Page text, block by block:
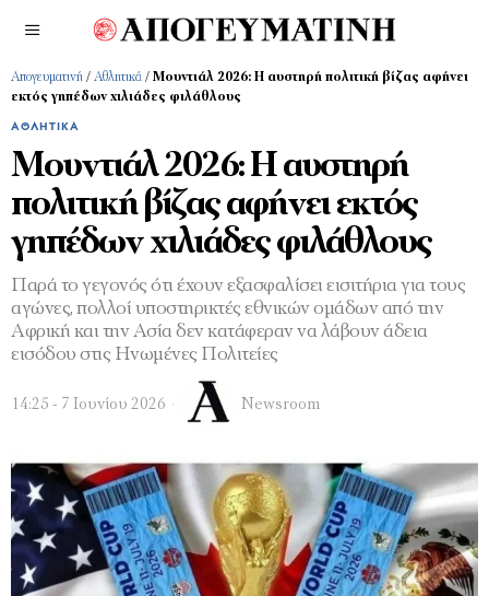
Απογευματινή / Αθλητικά / Μουντιάλ 2026: Η αυστηρή πολιτική βίζας αφήνει
εκτός γηπέδων χιλιάδες φιλάθλους
ΑΘΛΗΤΙΚΆ
Μουντιάλ 2026: Η αυστηρή
πολιτική βίζας αφήνει εκτός
γηπέδων χιλιάδες φιλάθλους
Παρά το γεγονός ότι έχουν εξασφαλίσει εισιτήρια για τους
αγώνες, πολλοί υποστηρικτές εθνικών ομάδων από την
Αφρική και την Ασία δεν κατάφεραν να λάβουν άδεια
εισόδου στις Ηνωμένες Πολιτείες
14:25 - 7 Ιουνίου 2026 Newsroom